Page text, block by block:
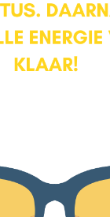
m². Een prettige,
balkon met mooi
dan tref je
– een echte walk-in
kunt.
met een
Velux-dakraam
schuine kap een